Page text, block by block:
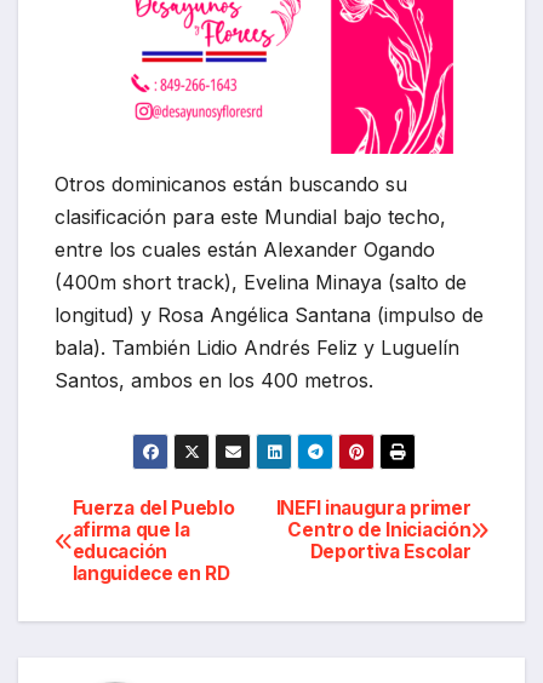
Otros dominicanos están buscando su
clasificación para este Mundial bajo techo,
entre los cuales están Alexander Ogando
(400m short track), Evelina Minaya (salto de
longitud) y Rosa Angélica Santana (impulso de
bala). También Lidio Andrés Feliz y Luguelín
Santos, ambos en los 400 metros.
Navegación
de
entradas
INEFI inaugura primer
Centro de Iniciación
Deportiva Escolar
Fuerza del Pueblo
afirma que la
educación
languidece en RD